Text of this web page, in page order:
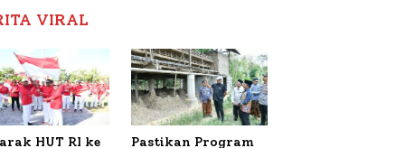
Nabil
VIRAL
HUT RI ke
Pastikan Program